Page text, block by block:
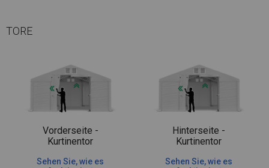
TORE
Vorderseite -
Kurtinentor
Sehen Sie, wie es
Hinterseite -
Kurtinentor
Sehen Sie, wie es